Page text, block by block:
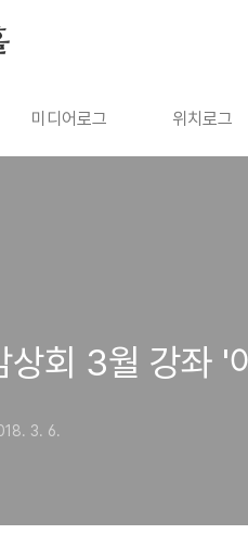
미디어로그 위치로그
상회 3월 강좌 '
3. 6.